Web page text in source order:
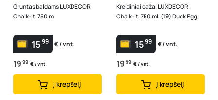
Gruntas baldams LUXDECOR
Chalk-It, 750 ml
1599 € / vnt.
19 99 € / vnt.
Į krepšelį
Kreidiniai dažai LUXDECOR
Chalk-It, 750 ml, (19) Duck Egg
1599 € / vnt.
19 99 € / vnt.
Į krepšelį